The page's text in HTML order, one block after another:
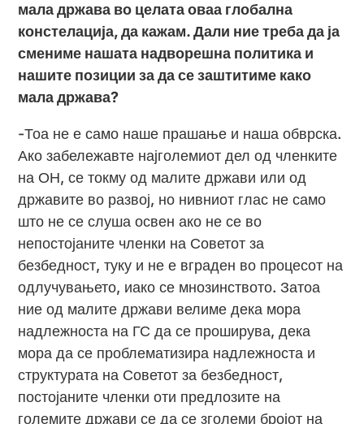
мала држава во целата оваа глобална
констелација, да кажам. Дали ние треба да ја
смениме нашата надворешна политика и
нашите позиции за да се заштитиме како
мала држава?
-Тоа не е само наше прашање и наша обврска.
Ако забележавте најголемиот дел од членките
на ОН, се токму од малите држави или од
државите во развој, но нивниот глас не само
што не се слуша освен ако не се во
непостојаните членки на Советот за
безбедност, туку и не е вграден во процесот на
одлучувањето, иако се мнозинството. Затоа
ние од малите држави велиме дека мора
надлежноста на ГС да се проширува, дека
мора да се проблематизира надлежноста и
структурата на Советот за безбедност,
постојаните членки оти предлозите на
големите држави се да се зголеми бројот на